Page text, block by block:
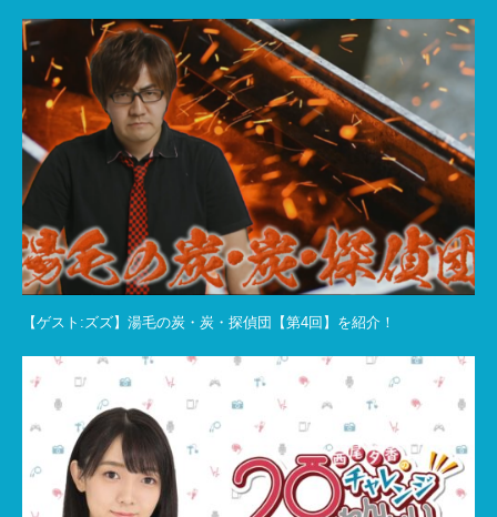
【ゲスト:ズズ】湯毛の炭・炭・探偵団【第4回】を紹介！